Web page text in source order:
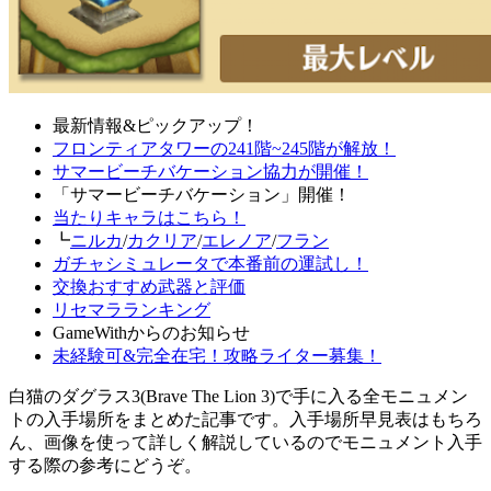
最新情報&ピックアップ！
フロンティアタワーの241階~245階が解放！
サマービーチバケーション協力が開催！
「サマービーチバケーション」開催！
当たりキャラはこちら！
┗ニルカ/カクリア/エレノア/フラン
ガチャシミュレータで本番前の運試し！
交換おすすめ武器と評価
リセマラランキング
GameWithからのお知らせ
未経験可&完全在宅！攻略ライター募集！
白猫のダグラス3(Brave The Lion 3)で手に入る全モニュメン
トの入手場所をまとめた記事です。入手場所早見表はもちろ
ん、画像を使って詳しく解説しているのでモニュメント入手
する際の参考にどうぞ。